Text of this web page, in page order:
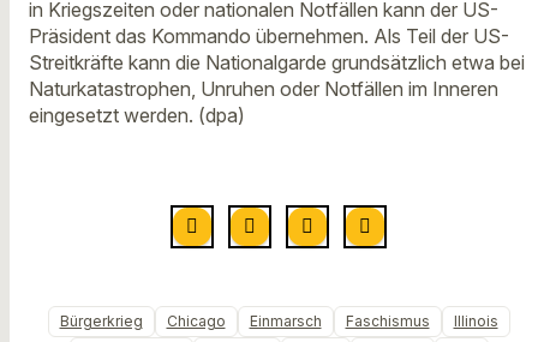
in Kriegszeiten oder nationalen Notfällen kann der US-
Präsident das Kommando übernehmen. Als Teil der US-
Streitkräfte kann die Nationalgarde grundsätzlich etwa bei
Naturkatastrophen, Unruhen oder Notfällen im Inneren
eingesetzt werden. (dpa)
Bürgerkrieg Chicago Einmarsch Faschismus
Illinois